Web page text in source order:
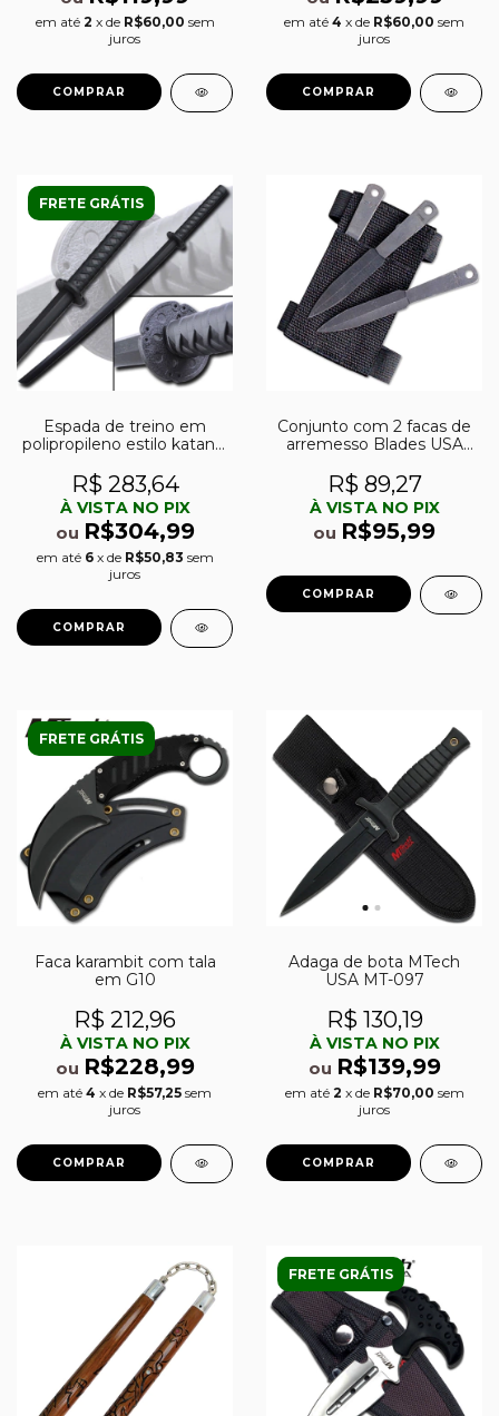
em até 2 x de R$60,00 sem
juros
em até 4 x de R$60,00 sem
juros
FRETE GRÁTIS
Espada de treino em
polipropileno estilo katana,
R$ 283,64
À VISTA NO PIX
ou R$304,99
em até 6 x de R$50,83 sem
juros
Conjunto com 2 facas de
arremesso Blades USA
R$ 89,27
À VISTA NO PIX
ou R$95,99
FRETE GRÁTIS
Faca karambit com tala
em G10
R$ 212,96
À VISTA NO PIX
ou R$228,99
em até 4 x de R$57,25 sem
juros
Adaga de bota MTech
USA MT-097
R$ 130,19
À VISTA NO PIX
ou R$139,99
em até 2 x de R$70,00 sem
juros
FRETE GRÁTIS